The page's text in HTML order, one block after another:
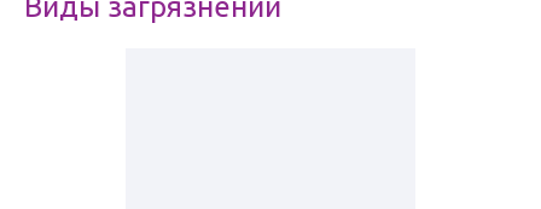
Виды загрязнений